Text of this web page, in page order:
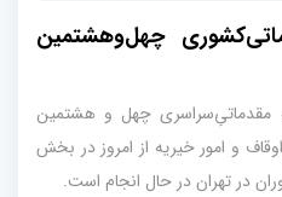
چهل‌وهشتمین
مقدماتی‌ِسراسری چهل و هشتمین
و امور خیریه از امروز در بخش
در تهران در حال انجام است.